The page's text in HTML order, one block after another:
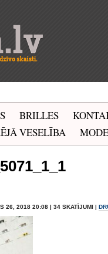
BRILLES
VESELĪBA MODE
26, 2018 20:08 | 34 SKATĪJUMI |